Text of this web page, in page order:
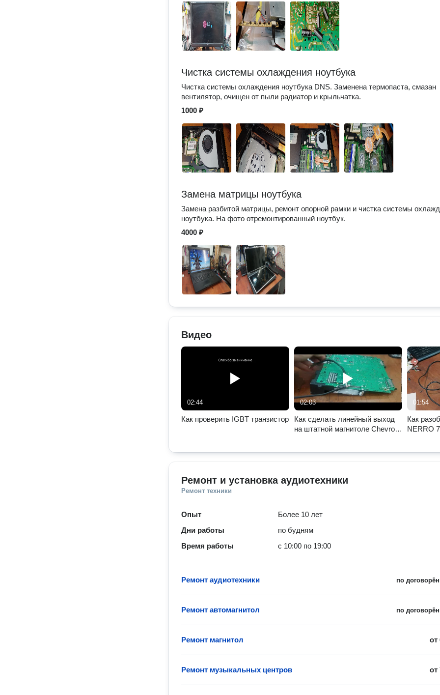
Чистка системы охлаждения ноутбука
Чистка системы охлаждения ноутбука DNS. Заменена термопаста, смазан
вентилятор, очищен от пыли радиатор и крыльчатка.
1000 ₽
Замена матрицы ноутбука
Замена разбитой матрицы, ремонт опорной рамки и чистка системы
ноутбука. На фото отремонтированный ноутбук.
4000 ₽
Видео
02:44
Как проверить IGBT транзистор
02:03
Как сделать линейный выход
на штатной магнитоле Chevrolet
01:54
Как
NERRO
Ремонт и установка аудиотехники
Ремонт техники
Опыт
Более 10 лет
Дни работы
по будням
Время работы
с 10:00 по 19:00
по
Ремонт аудиотехники
по
Ремонт автомагнитол
от
Ремонт магнитол
от
Ремонт музыкальных центров